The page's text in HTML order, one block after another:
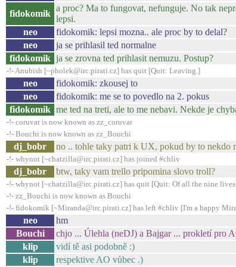
fidokomik
a proc? Ma to fungovat, nefunguje. No tak
lepsi.
neo
fidokomik: lepsi mozna.. ale proc by to delal?
neo
ja se prihlasil ted normalne
fidokomik ja se zrovna ted prihlasit nemuzu. Postup?
-!- Anubish [~pholek@irc.pirati.cz] has quit [Quit: Leaving.]
neo fidokomik: zkousej to
neo
fidokomik: me se to povedlo na 2. pokus
fidokomik me ted na treti, ale to me nebavi. Nekde je
-!- coruvar is now known as zz_coruvar
-!- Bouchi is now known as zz_Bouchi
dj_bobr no .. tohle taky patri k UX, pokud by to nekdo
-!- whynot [~chatzilla@irc.pirati.cz] has joined #chliv
dj_bobr btw, taky vam trello pripomina slovo troll?
-!- whynot [~chatzilla@irc.pirati.cz] has quit [Quit: Of all the nine
-!- zz_Bouchi is now known as Bouchi
-!- fidokomik [~Miranda@irc.pirati.cz] has left #chliv [I'm a happy
neo hm
Bouchi
chjo ... Úlehla (neDJ) a Bajgar ... prokletí pro
klip
vidí tě asi podobně :)
klip
respektive AO vůbec .)